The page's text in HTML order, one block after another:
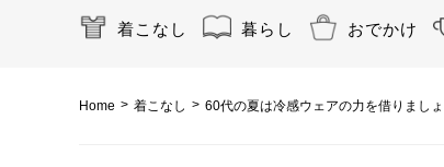
着こなし 暮らし おでかけ
Home > 着こなし > 60代の夏は冷感ウェアの力を借りまし